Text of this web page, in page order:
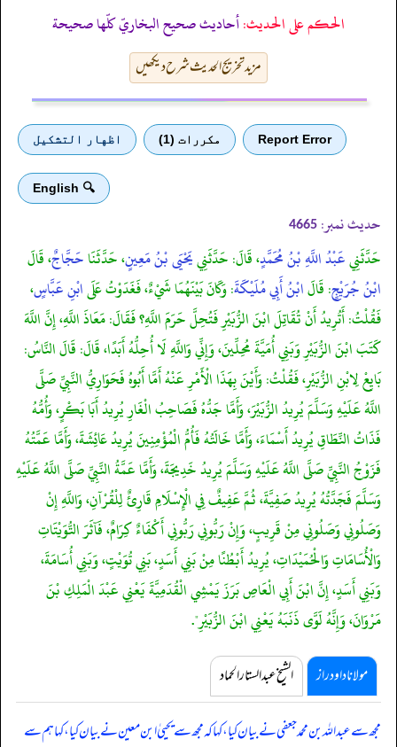
الحكم على الحديث:أحاديث صحيح البخاريّ كلّها صحيحة
مزید تخریج الحدیث شرح دیکھیں
Report Error مكررات (1) اظهار التشكيل
🔍 English
حدیث نمبر: 4665
حَدَّثَنِيعَبْدُ اللَّهِ بْنُ مُحَمَّدٍ، قَالَ: حَدَّثَنِييَحْيَى بْنُ مَعِينٍ، حَدَّثَنَاحَجَّاجٌ، قَالَ
ابْنُ جُرَيْجٍ: قَالَابْنُ أَبِي مُلَيْكَةَ: وَكَانَ بَيْنَهُمَا شَيْءٌ، فَغَدَوْتُ عَلَىابْنِ عَبَّاسٍ،
فَقُلْتُ: أَتُرِيدُ أَنْ تُقَاتِلَ ابْنَ الزُّبَيْرِ فَتُحِلَّ حَرَمَ اللَّهِ؟ فَقَالَ: مَعَاذَ اللَّهِ، إِنَّ اللَّهَ
كَتَبَ ابْنَ الزُّبَيْرِ وَبَنِي أُمَيَّةَ مُحِلِّينَ، وَإِنِّي وَاللَّهِ لَا أُحِلُّهُ أَبَدًا، قَالَ: قَالَ النَّاسُ:
بَايِعْ لِابْنِ الزُّبَيْرِ، فَقُلْتُ: وَأَيْنَ بِهَذَا الْأَمْرِ عَنْهُ أَمَّا أَبُوهُ فَحَوَارِيُّ النَّبِيِّ صَلَّى
اللَّهُ عَلَيْهِ وَسَلَّمَ يُرِيدُ الزُّبَيْرَ، وَأَمَّا جَدُّهُ فَصَاحِبُ الْغَارِ يُرِيدُ أَبَا بَكْرٍ، وَأُمُّهُ
فَذَاتُ النِّطَاقِ يُرِيدُ أَسْمَاءَ، وَأَمَّا خَالَتُهُ فَأُمُّ الْمُؤْمِنِينَ يُرِيدُ عَائِشَةَ، وَأَمَّا عَمَّتُهُ
فَزَوْجُ النَّبِيِّ صَلَّى اللَّهُ عَلَيْهِ وَسَلَّمَ يُرِيدُ خَدِيجَةَ، وَأَمَّا عَمَّةُ النَّبِيِّ صَلَّى اللَّهُ عَلَيْهِ
وَسَلَّمَ فَجَدَّتُهُ يُرِيدُ صَفِيَّةَ، ثُمَّ عَفِيفٌ فِي الْإِسْلَامِ قَارِئٌ لِلْقُرْآنِ، وَاللَّهِ إِنْ
وَصَلُونِي وَصَلُونِي مِنْ قَرِيبٍ، وَإِنْ رَبُّونِي رَبُّونِي أَكْفَاءٌ كِرَامٌ، فَآثَرَ التُّوَيْتَاتِ
وَالْأُسَامَاتِ وَالْحُمَيْدَاتِ، يُرِيدُ أَبْطُنًا مِنْ بَنِي أَسَدٍ، بَنِي تُوَيْتٍ، وَبَنِي أُسَامَةَ،
وَبَنِي أَسَدٍ، إِنَّ ابْنَ أَبِي الْعَاصِ بَرَزَ يَمْشِي الْقُدَمِيَّةَ يَعْنِي عَبْدَ الْمَلِكِ بْنَ
مَرْوَانَ، وَإِنَّهُ لَوَّى ذَنَبَهُ يَعْنِي ابْنَ الزُّبَيْرِ".
مولانا داود راز الشیخ عبدالستار الحماد
مجھ سے عبداللہ بن محمد جعفی نے بیان کیا، کہا کہ مجھ سے یحییٰ ابن معین نے بیان کیا، کہا ہم سے